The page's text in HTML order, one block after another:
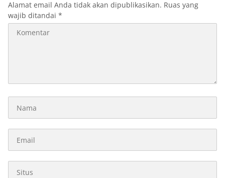
Alamat email Anda tidak akan dipublikasikan. Ruas yang
wajib ditandai *